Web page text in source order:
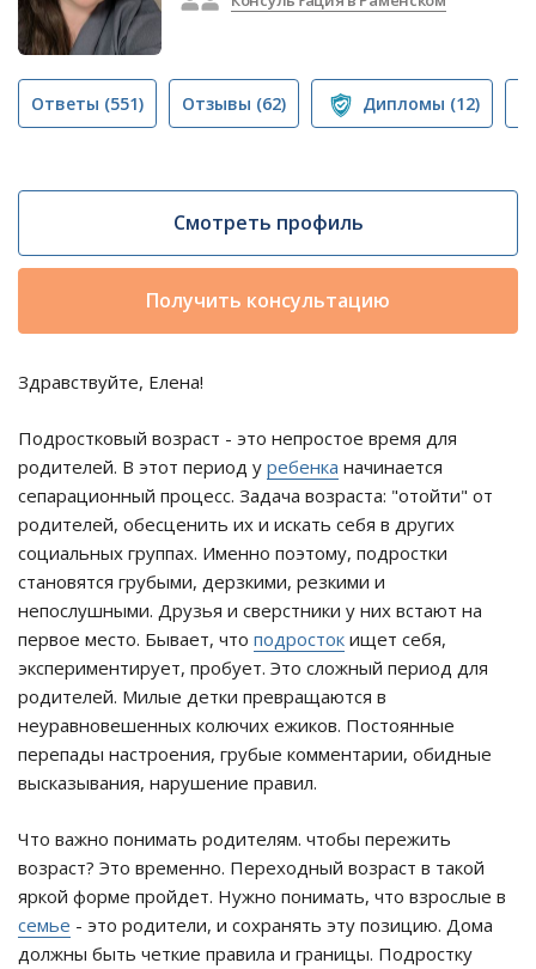
Ответы (551) Отзывы (62) Дипломы (12)
Смотреть профиль
Получить консультацию
Здравствуйте, Елена!
Подростковый возраст - это непростое время для
родителей. В этот период у ребенка начинается
сепарационный процесс. Задача возраста: "отойти" от
родителей, обесценить их и искать себя в других
социальных группах. Именно поэтому, подростки
становятся грубыми, дерзкими, резкими и
непослушными. Друзья и сверстники у них встают на
первое место. Бывает, что подросток ищет себя,
экспериментирует, пробует. Это сложный период для
родителей. Милые детки превращаются в
неуравновешенных колючих ежиков. Постоянные
перепады настроения, грубые комментарии, обидные
высказывания, нарушение правил.
Что важно понимать родителям. чтобы пережить
возраст? Это временно. Переходный возраст в такой
яркой форме пройдет. Нужно понимать, что взрослые в
семье - это родители, и сохранять эту позицию. Дома
должны быть четкие правила и границы. Подростку